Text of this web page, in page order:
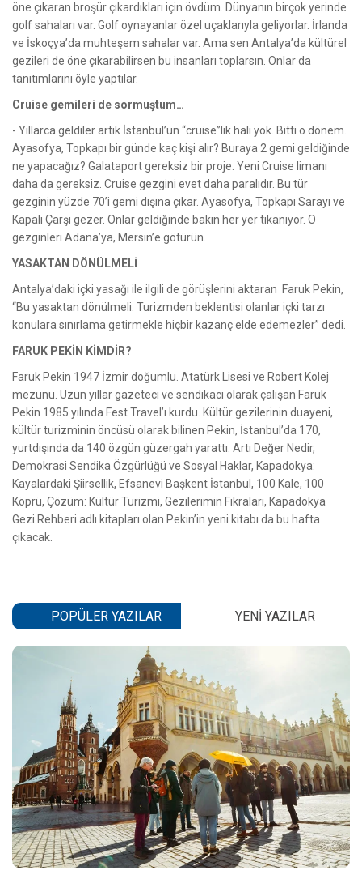
öne çıkaran broşür çıkardıkları için övdüm. Dünyanın birçok yerinde
golf sahaları var. Golf oynayanlar özel uçaklarıyla geliyorlar. İrlanda
ve İskoçya’da muhteşem sahalar var. Ama sen Antalya’da kültürel
gezileri de öne çıkarabilirsen bu insanları toplarsın. Onlar da
tanıtımlarını öyle yaptılar.
Cruise gemileri de sormuştum…
- Yıllarca geldiler artık İstanbul’un “cruise”lık hali yok. Bitti o dönem.
Ayasofya, Topkapı bir günde kaç kişi alır? Buraya 2 gemi geldiğinde
ne yapacağız? Galataport gereksiz bir proje. Yeni Cruise limanı
daha da gereksiz. Cruise gezgini evet daha paralıdır. Bu tür
gezginin yüzde 70’i gemi dışına çıkar. Ayasofya, Topkapı Sarayı ve
Kapalı Çarşı gezer. Onlar geldiğinde bakın her yer tıkanıyor. O
gezginleri Adana’ya, Mersin’e götürün.
YASAKTAN DÖNÜLMELİ
Antalya’daki içki yasağı ile ilgili de görüşlerini aktaran Faruk Pekin,
“Bu yasaktan dönülmeli. Turizmden beklentisi olanlar içki tarzı
konulara sınırlama getirmekle hiçbir kazanç elde edemezler” dedi.
FARUK PEKİN KİMDİR?
Faruk Pekin 1947 İzmir doğumlu. Atatürk Lisesi ve Robert Kolej
mezunu. Uzun yıllar gazeteci ve sendikacı olarak çalışan Faruk
Pekin 1985 yılında Fest Travel’ı kurdu. Kültür gezilerinin duayeni,
kültür turizminin öncüsü olarak bilinen Pekin, İstanbul’da 170,
yurtdışında da 140 özgün güzergah yarattı. Artı Değer Nedir,
Demokrasi Sendika Özgürlüğü ve Sosyal Haklar, Kapadokya:
Kayalardaki Şiirsellik, Efsanevi Başkent İstanbul, 100 Kale, 100
Köprü, Çözüm: Kültür Turizmi, Gezilerimin Fıkraları, Kapadokya
Gezi Rehberi adlı kitapları olan Pekin’in yeni kitabı da bu hafta
çıkacak.
POPÜLER YAZILAR YENI YAZILAR